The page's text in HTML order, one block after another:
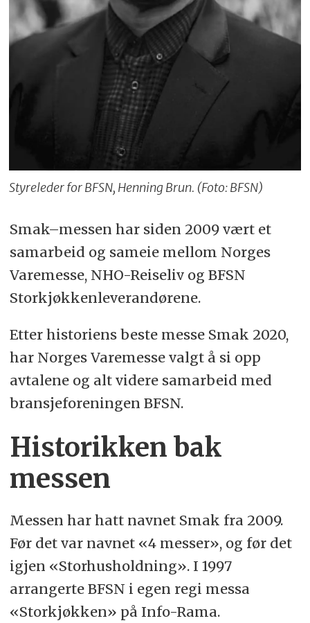
Styreleder for BFSN, Henning Brun. (Foto: BFSN)
Smak–messen har siden 2009 vært et
samarbeid og sameie mellom Norges
Varemesse, NHO-Reiseliv og BFSN
Storkjøkkenleverandørene.
Etter historiens beste messe Smak 2020,
har Norges Varemesse valgt å si opp
avtalene og alt videre samarbeid med
bransjeforeningen BFSN.
Historikken bak
messen
Messen har hatt navnet Smak fra 2009.
Før det var navnet «4 messer», og før det
igjen «Storhusholdning». I 1997
arrangerte BFSN i egen regi messa
«Storkjøkken» på Info-Rama.